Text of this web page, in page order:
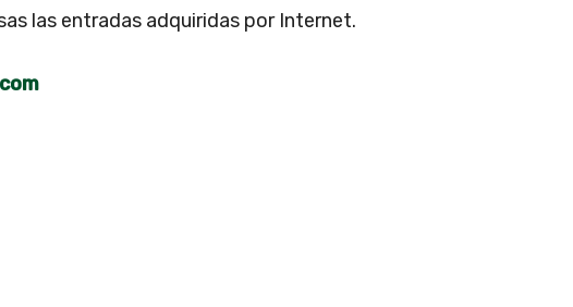
las entradas adquiridas por Internet.